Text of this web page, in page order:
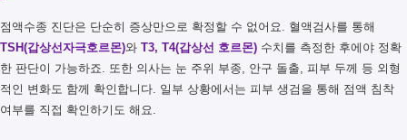
점액수종 진단은 단순히 증상만으로 확정할 수 없어요. 혈액검사를 통해
TSH(갑상선자극호르몬)와 T3, T4(갑상선 호르몬) 수치를 측정한 후에야 정확
한 판단이 가능하죠. 또한 의사는 눈 주위 부종, 안구 돌출, 피부 두께 등 외형
적인 변화도 함께 확인합니다. 일부 상황에서는 피부 생검을 통해 점액 침착
여부를 직접 확인하기도 해요.